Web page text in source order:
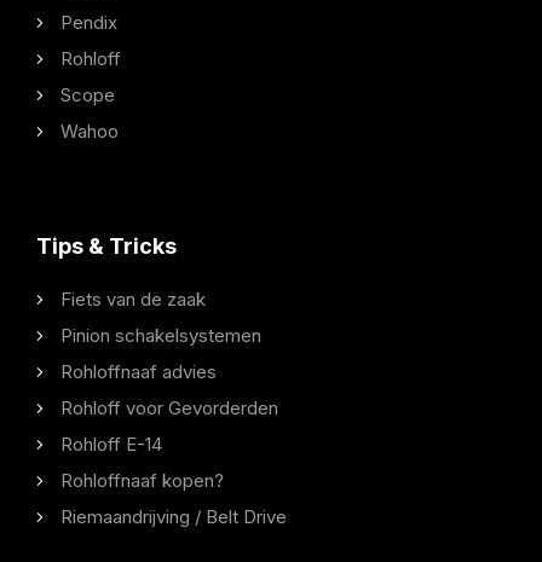
Pendix
Rohloff
Scope
Wahoo
Tips & Tricks
Fiets van de zaak
Pinion schakelsystemen
Rohloffnaaf advies
Rohloff voor Gevorderden
Rohloff E-14
Rohloffnaaf kopen?
Riemaandrijving / Belt Drive